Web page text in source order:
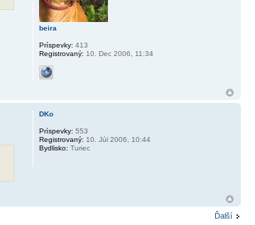
beira
Príspevky: 413
Registrovaný: 10. Dec 2006, 11:34
DKo
Príspevky: 553
Registrovaný: 10. Júl 2006, 10:44
Bydlisko: Turiec
Ďalší